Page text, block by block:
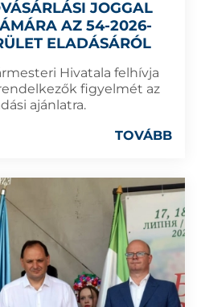
JOGGAL
AZ 54-2026-
ELADÁSÁRÓL
Hivatala felhívja
figyelmét az
ajánlatra.
TOVÁBB